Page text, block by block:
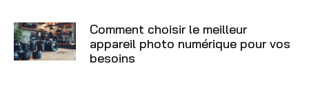
Comment choisir le meilleur
appareil photo numérique pour vos
besoins